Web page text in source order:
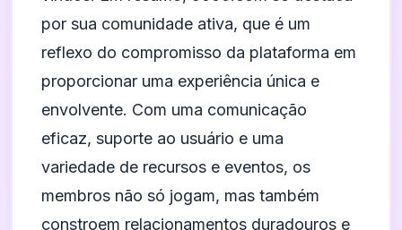
por sua comunidade ativa, que é um
reflexo do compromisso da plataforma em
proporcionar uma experiência única e
envolvente. Com uma comunicação
eficaz, suporte ao usuário e uma
variedade de recursos e eventos, os
membros não só jogam, mas também
constroem relacionamentos duradouros e